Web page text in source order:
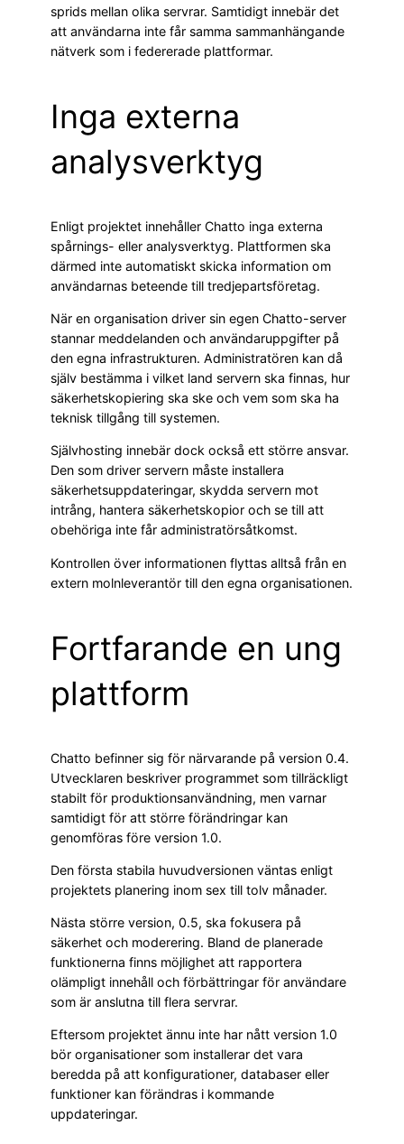
sprids mellan olika servrar. Samtidigt innebär det
att användarna inte får samma sammanhängande
nätverk som i federerade plattformar.
Inga externa
analysverktyg
Enligt projektet innehåller Chatto inga externa
spårnings- eller analysverktyg. Plattformen ska
därmed inte automatiskt skicka information om
användarnas beteende till tredjepartsföretag.
När en organisation driver sin egen Chatto-server
stannar meddelanden och användaruppgifter på
den egna infrastrukturen. Administratören kan då
själv bestämma i vilket land servern ska finnas, hur
säkerhetskopiering ska ske och vem som ska ha
teknisk tillgång till systemen.
Självhosting innebär dock också ett större ansvar.
Den som driver servern måste installera
säkerhetsuppdateringar, skydda servern mot
intrång, hantera säkerhetskopior och se till att
obehöriga inte får administratörsåtkomst.
Kontrollen över informationen flyttas alltså från en
extern molnleverantör till den egna organisationen.
Fortfarande en ung
plattform
Chatto befinner sig för närvarande på version 0.4.
Utvecklaren beskriver programmet som tillräckligt
stabilt för produktionsanvändning, men varnar
samtidigt för att större förändringar kan
genomföras före version 1.0.
Den första stabila huvudversionen väntas enligt
projektets planering inom sex till tolv månader.
Nästa större version, 0.5, ska fokusera på
säkerhet och moderering. Bland de planerade
funktionerna finns möjlighet att rapportera
olämpligt innehåll och förbättringar för användare
som är anslutna till flera servrar.
Eftersom projektet ännu inte har nått version 1.0
bör organisationer som installerar det vara
beredda på att konfigurationer, databaser eller
funktioner kan förändras i kommande
uppdateringar.